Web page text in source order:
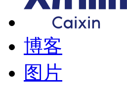
博客
图片